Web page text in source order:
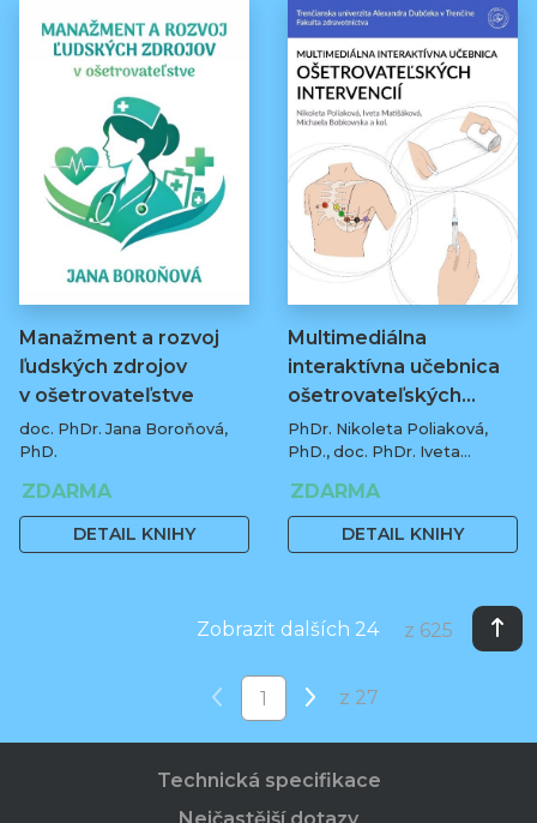
Manažment a rozvoj
ľudských zdrojov
v ošetrovateľstve
doc. PhDr. Jana Boroňová,
PhD.
ZDARMA
DETAIL KNIHY
Multimediálna
interaktívna učebnica
ošetrovateľských…
PhDr. Nikoleta Poliaková,
PhD., doc. PhDr. Iveta
Michaela Bobkowska, PhD.,
PhDr. Anna Litvínová, PhD.,
Mgr. Gabriela Šulyová, PhDr.
doc. PhDr. Ľubica Ilievová,
PhD.
ZDARMA
DETAIL KNIHY
Zobrazit dalších 24 z 625
z 27
Technická specifikace
Nejčastější dotazy